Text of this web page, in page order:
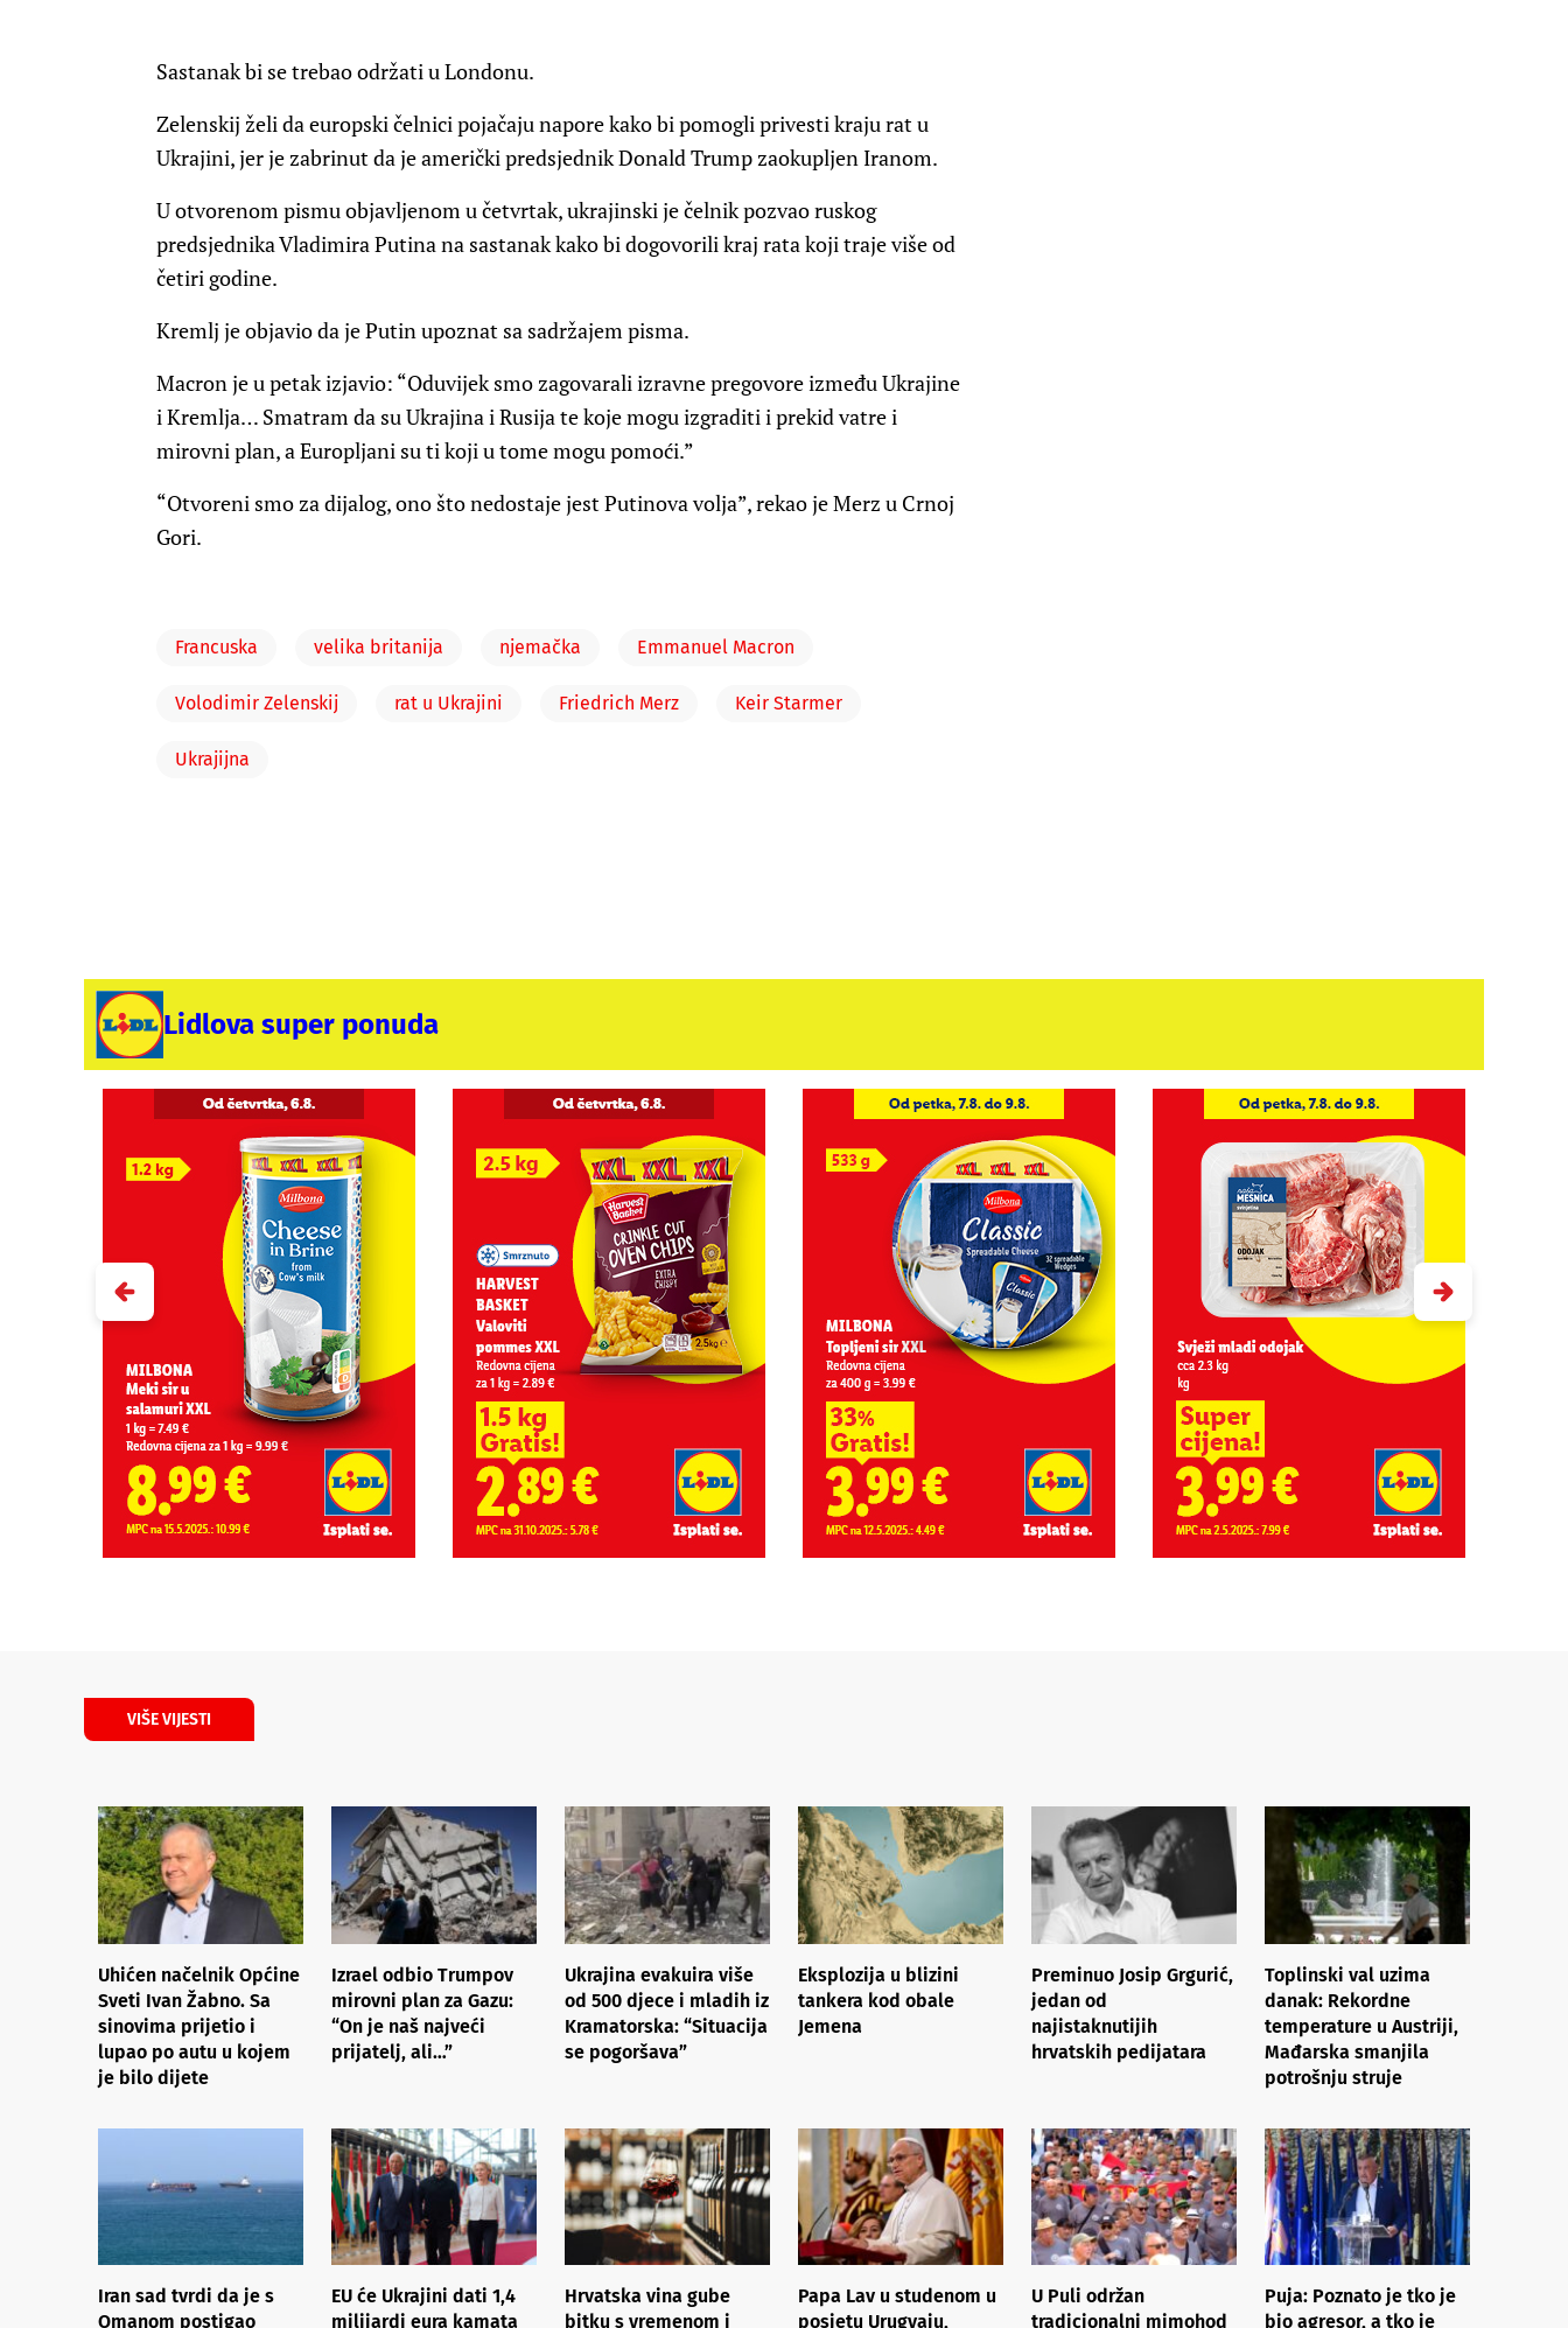
Sastanak bi se trebao održati u Londonu.
Zelenskij želi da europski čelnici pojačaju napore kako bi pomogli privesti kraju rat u
Ukrajini, jer je zabrinut da je američki predsjednik Donald Trump zaokupljen Iranom.
U otvorenom pismu objavljenom u četvrtak, ukrajinski je čelnik pozvao ruskog
predsjednika Vladimira Putina na sastanak kako bi dogovorili kraj rata koji traje više od
četiri godine.
Kremlj je objavio da je Putin upoznat sa sadržajem pisma.
Macron je u petak izjavio: “Oduvijek smo zagovarali izravne pregovore između Ukrajine
i Kremlja… Smatram da su Ukrajina i Rusija te koje mogu izgraditi i prekid vatre i
mirovni plan, a Europljani su ti koji u tome mogu pomoći.”
“Otvoreni smo za dijalog, ono što nedostaje jest Putinova volja”, rekao je Merz u Crnoj
Gori.
Francuska velika britanija njemačka Emmanuel Macron
Volodimir Zelenskij rat u Ukrajini Friedrich Merz Keir Starmer
Ukrajijna
Lidlova super ponuda
VIŠE VIJESTI
Uhićen načelnik Općine
Sveti Ivan Žabno. Sa
sinovima prijetio i
lupao po autu u kojem
je bilo dijete
Izrael odbio Trumpov
mirovni plan za Gazu:
“On je naš najveći
prijatelj, ali…”
Ukrajina evakuira više
od 500 djece i mladih iz
Kramatorska: “Situacija
se pogoršava”
Eksplozija u blizini
tankera kod obale
Jemena
Preminuo Josip Grgurić,
jedan od
najistaknutijih
hrvatskih pedijatara
Toplinski val uzima
danak: Rekordne
temperature u Austriji,
Mađarska smanjila
potrošnju struje
Iran sad tvrdi da je s
Omanom postigao
EU će Ukrajini dati 1,4
milijardi eura kamata
Hrvatska vina gube
bitku s vremenom i
Papa Lav u studenom u
posjetu Urugvaju,
U Puli održan
tradicionalni mimohod
Puja: Poznato je tko je
bio agresor, a tko je